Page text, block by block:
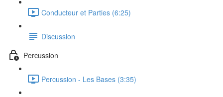
Conducteur et Parties (6:25)
Discussion
Percussion
Percussion - Les Bases (3:35)